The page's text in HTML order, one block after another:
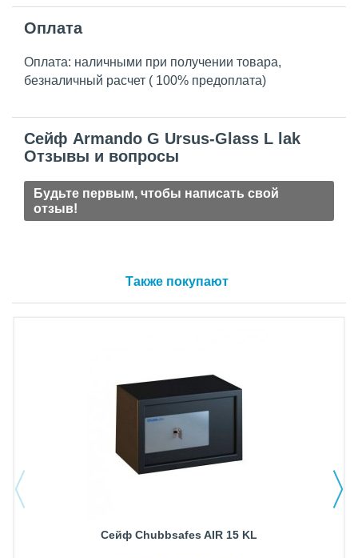
Оплата
Оплата: наличными при получении товара,
безналичный расчет ( 100% предоплата)
Сейф Armando G Ursus-Glass L lak
Отзывы и вопросы
Будьте первым, чтобы написать свой
отзыв!
Также покупают
Сейф Chubbsafes AIR 15 KL